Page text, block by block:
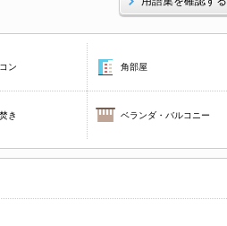
ン 角部屋
き ベランダ・バルコニー